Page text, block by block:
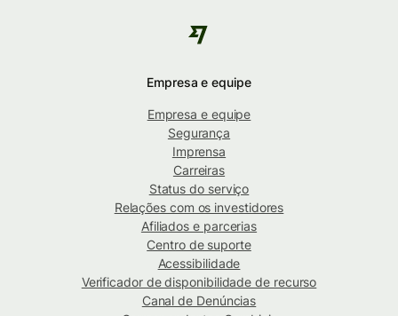
Empresa e equipe
Empresa e equipe
Segurança
Imprensa
Carreiras
Status do serviço
Relações com os investidores
Afiliados e parcerias
Centro de suporte
Acessibilidade
Verificador de disponibilidade de recurso
Canal de Denúncias